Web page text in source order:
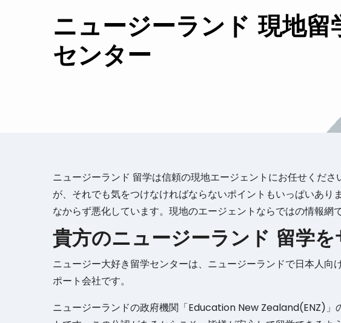
ニュージーランド 現地
センター
ニュージーランド 留学は信頼の現地エージェントにお任せくだ
が、それでも気をつけなければならないポイントもいっぱいあ
なからず悪化しています。現地のエージェントならではの情報網
貴方のニュージーランド 留学を
ニュージー大好き留学センターは、ニュージーランドで日本人向
ポート会社です。
ニュージーランドの政府機関「Education New Zealand(ENZ)」